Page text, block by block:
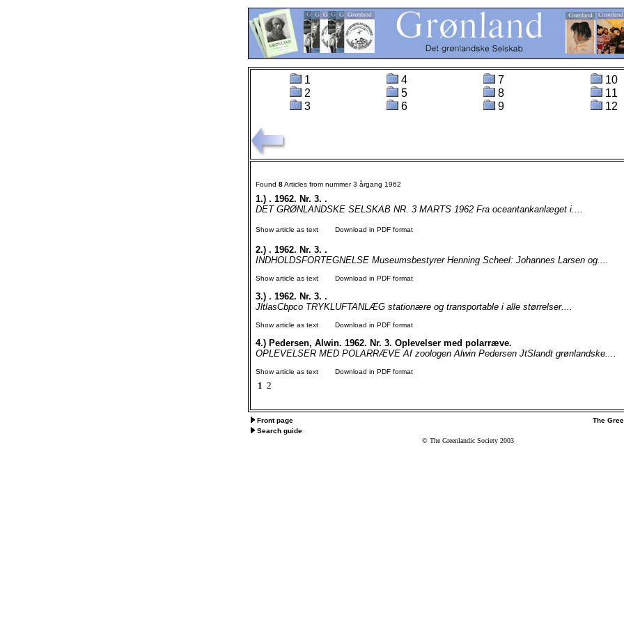
1
2
3
4
5
6
7
8
9
10
11
12
Found 8Articles from nummer 3 årgang 1962
1.) . 1962. Nr. 3. .
DET GRØNLANDSKE SELSKAB NR. 3 MARTS 1962 Fra oceantankanlæget i....
Show article as text Download in PDF format
2.) . 1962. Nr. 3. .
INDHOLDSFORTEGNELSE Museumsbestyrer Henning Scheel: Johannes Larsen og....
Show article as text Download in PDF format
3.) . 1962. Nr. 3. .
JltlasCbpco TRYKLUFTANLÆG stationære og transportable i alle størrelser....
Show article as text Download in PDF format
4.) Pedersen, Alwin. 1962. Nr. 3. Oplevelser med polarræve.
OPLEVELSER MED POLARRÆVE Af zoologen Alwin Pedersen JtSlandt grønlandske....
Show article as text Download in PDF format
1 2
Front page
The
Search guide
© The Greenlandic Society 2003